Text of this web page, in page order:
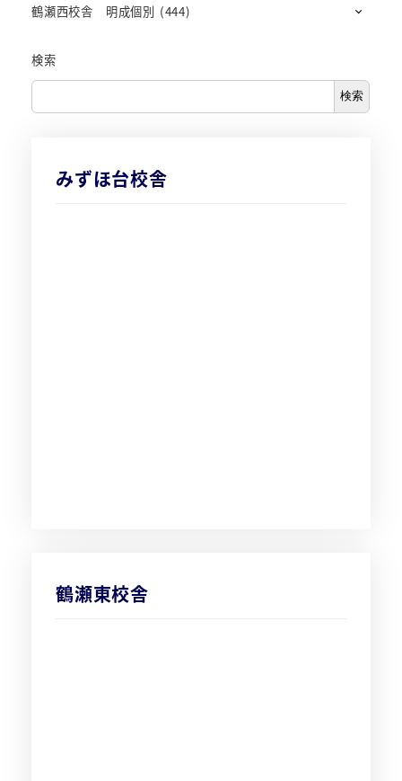
鶴瀬西校舎 明成個別 (444)
検索
検索
みずほ台校舎
鶴瀬東校舎